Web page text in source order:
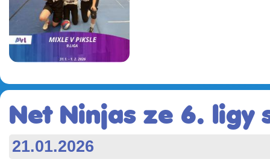
Net Ninjas ze 6. ligy
21.01.2026